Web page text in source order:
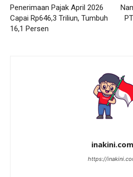
Penerimaan Pajak April 2026
Capai Rp646,3 Triliun, Tumbuh
16,1 Persen
inakini.com
https://